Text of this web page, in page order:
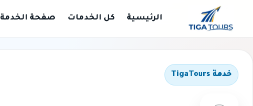
الرئيسية كل الخدمات صفحة الخدمة
خدمة TigaTours